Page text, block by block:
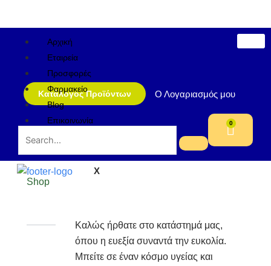
περιεχόμενοΑρχική
Εταιρεία
Προσφορές
Φαρμακείο
Blog
Επικοινωνία
X
Κατάλογος Προϊόντων Ο Λογαριασμός μου
0
Cart
Shop
Καλώς ήρθατε στο κατάστημά μας,
όπου η ευεξία συναντά την ευκολία.
Μπείτε σε έναν κόσμο υγείας και